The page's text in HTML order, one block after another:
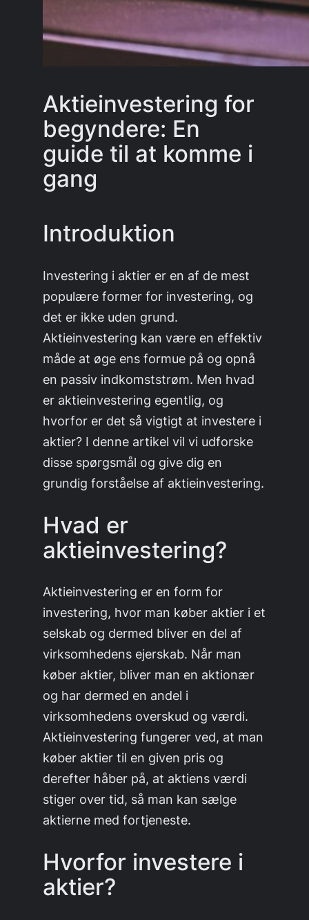
Aktieinvestering for
begyndere: En
guide til at komme i
gang
Introduktion
Investering i aktier er en af de mest
populære former for investering, og
det er ikke uden grund.
Aktieinvestering kan være en effektiv
måde at øge ens formue på og opnå
en passiv indkomststrøm. Men hvad
er aktieinvestering egentlig, og
hvorfor er det så vigtigt at investere i
aktier? I denne artikel vil vi udforske
disse spørgsmål og give dig en
grundig forståelse af aktieinvestering.
Hvad er
aktieinvestering?
Aktieinvestering er en form for
investering, hvor man køber aktier i et
selskab og dermed bliver en del af
virksomhedens ejerskab. Når man
køber aktier, bliver man en aktionær
og har dermed en andel i
virksomhedens overskud og værdi.
Aktieinvestering fungerer ved, at man
køber aktier til en given pris og
derefter håber på, at aktiens værdi
stiger over tid, så man kan sælge
aktierne med fortjeneste.
Hvorfor investere i
aktier?